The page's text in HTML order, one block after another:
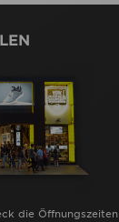
die Öffnungszeiten